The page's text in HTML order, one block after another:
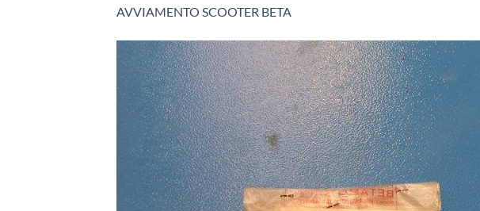
AVVIAMENTO SCOOTER BETA